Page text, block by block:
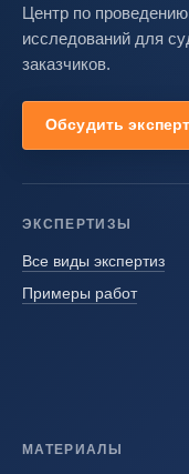
Центр по
исследований для
заказчиков.
Обсудить
ЭКСПЕРТИЗЫ
Все виды экспертиз
Примеры работ
МАТЕРИАЛЫ